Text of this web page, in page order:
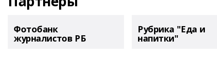
Фотобанк
журналистов РБ
Рубрика "Еда и
напитки"